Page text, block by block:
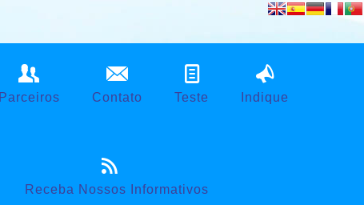
Parceiros Contato Teste Indique
Receba Nossos Informativos